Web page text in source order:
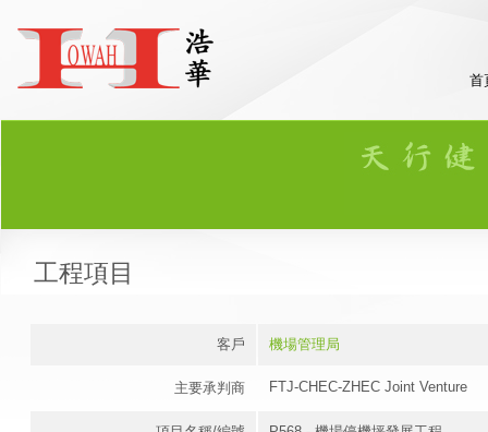
首
工程項目
客戶 機場管理局
主要承判商 FTJ-CHEC-ZHEC Joint Venture